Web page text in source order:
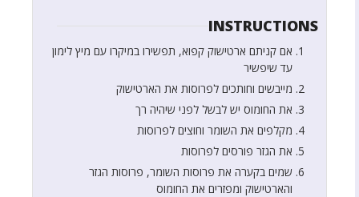
INSTRUCTIONS
אם קניתם ארטישוק קפוא, תפשירו במיקרו עם מיץ לימון
עד שיפשיר
מייבשים וחותכים לפרוסות את הארטישוק
את החומוס יש לבשל לפני שיהיה רך
מקלפים את השומר וחוצים לפרוסות
את הגזר פורסים לפרוסות
שמים בקערה את פרוסות השומר, פרוסות הגזר
והארטישוק ומפזרים את החומוס